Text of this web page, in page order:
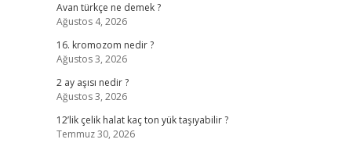
Avan türkçe ne demek ?
Ağustos 4, 2026
16. kromozom nedir ?
Ağustos 3, 2026
2 ay aşısı nedir ?
Ağustos 3, 2026
12’lik çelik halat kaç ton yük taşıyabilir ?
Temmuz 30, 2026